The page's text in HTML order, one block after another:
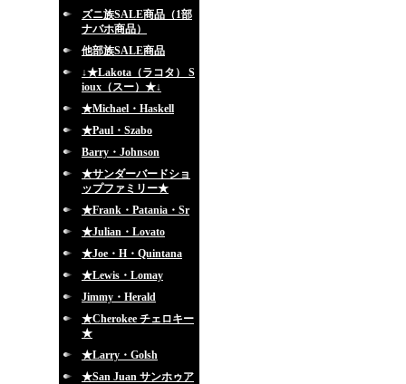
ズニ族SALE商品（1部
ナバホ商品）
他部族SALE商品
↓★Lakota（ラコタ） S
ioux（スー）★↓
★Michael・Haskell
★Paul・Szabo
Barry・Johnson
★サンダーバードショ
ップファミリー★
★Frank・Patania・Sr
★Julian・Lovato
★Joe・H・Quintana
★Lewis・Lomay
Jimmy・Herald
★Cherokee チェロキー
★
★Larry・Golsh
★San Juan サンホゥア